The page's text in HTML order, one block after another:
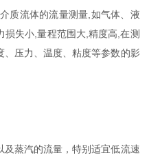
流体的流量测量,如气体、液
失小,量程范围大,精度高,在测
压力、温度、粘度等参数的影
蒸汽的流量，特别适宜低流速